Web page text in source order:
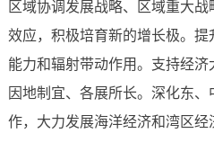
区域协调发展战略、区域重大
效应，积极培育新的增长极。
能力和辐射带动作用。支持经
因地制宜、各展所长。深化东
作，大力发展海洋经济和湾区经